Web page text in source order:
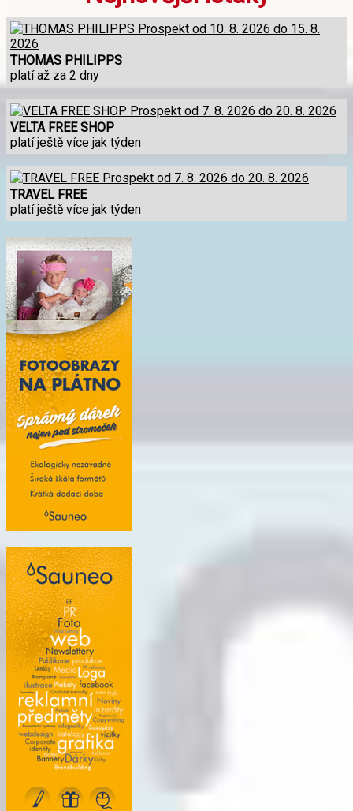
THOMAS PHILIPPS
platí až za 2 dny
VELTA FREE SHOP
platí ještě více jak týden
TRAVEL FREE
platí ještě více jak týden